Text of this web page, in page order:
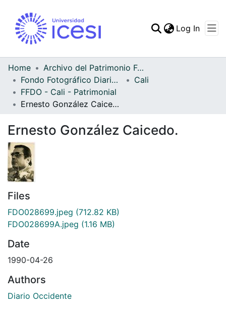
Statistics
Log In
Home
Archivo del Patrimonio Fotográfico y Fílmico del Valle del Cauca
Fondo Fotográfico Diario Occidente
Cali
FFDO - Cali - Patrimonial
Ernesto González Caicedo.
Ernesto González Caicedo.
Files
FDO028699.jpeg (712.82 KB)
FDO028699A.jpeg (1.16 MB)
Date
1990-04-26
Authors
Diario Occidente